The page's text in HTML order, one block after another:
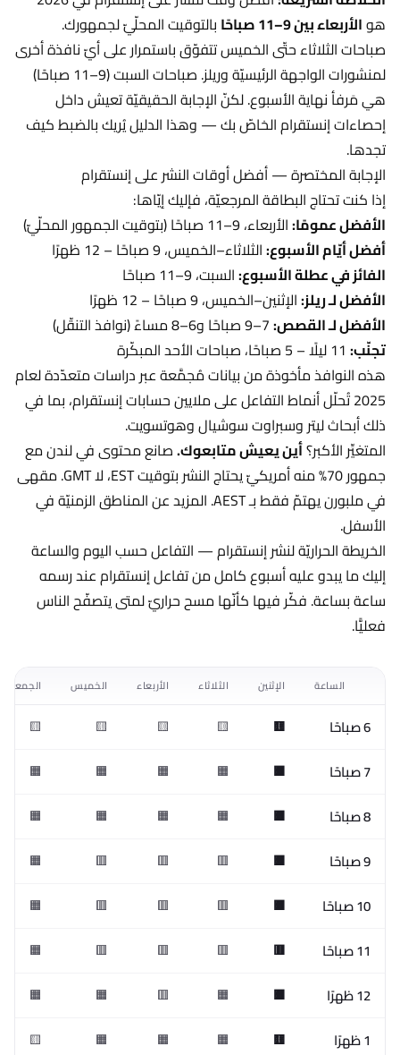
هوالأربعاء بين 9–11 صباحًا
بالتوقيت المحلّيّ لجمهورك.
صباحات الثلاثاء حتّى الخميس تتفوّق باستمرار على أيّ نافذة أخرى
لمنشورات الواجهة الرئيسيّة وريلز. صباحات السبت (9–11 صباحًا)
هي مَرفأ نهاية الأسبوع. لكنّ الإجابة الحقيقيّة تعيش داخل
إحصاءات إنستقرام الخاصّ بك — وهذا الدليل يُريك بالضبط كيف
تجدها.
الإجابة المختصرة — أفضل أوقات النشر على إنستقرام
إذا كنت تحتاج البطاقة المرجعيّة، فإليك إيّاها:
الأفضل عمومًا:الأربعاء، 9–11 صباحًا (بتوقيت الجمهور المحلّيّ)
أفضل أيّام الأسبوع:الثلاثاء–الخميس، 9 صباحًا – 12 ظهرًا
الفائز في عطلة الأسبوع:السبت، 9–11 صباحًا
الأفضل لـ ريلز:الإثنين–الخميس، 9 صباحًا – 12 ظهرًا
الأفضل لـ القصص:
تجنّب:
هذه النوافذ مأخوذة من بيانات مُجمَّعة عبر دراسات متعدّدة لعام
2025 تُحلّل أنماط التفاعل على ملايين حسابات إنستقرام، بما في
ذلك أبحاث ليتر وسبراوت سوشيال وهوتسويت.
المتغيِّر الأكبر؟أين يعيش متابعوك.صانع محتوى في لندن مع
جمهور 70% منه أمريكيّ يحتاج النشر بتوقيت EST، لا GMT. مقهى
في ملبورن يهتمّ فقط بـ AEST. المزيد عن المناطق الزمنيّة في
الأسفل.
الخريطة الحراريّة لنشر إنستقرام — التفاعل حسب اليوم والساعة
إليك ما يبدو عليه أسبوع كامل من تفاعل إنستقرام عند رسمه
ساعة بساعة. فكّر فيها كأنّها مسح حراريّ لمتى يتصفّح الناس
فعليًّا.
الساعة الإثنين الثلاثاء الأربعاء الخميس الجمعة
6 صباحًا 🟨
🟨
🟨
🟨
🟨
7 صباحًا 🟧
🟧
🟧
🟧
🟧
8 صباحًا 🟧
🟧
🟧
🟧
🟧
9 صباحًا 🟧
🟥
🟥
🟥
🟧
10 صباحًا 🟧
🟥
🟥
🟥
🟧
11 صباحًا 🟥
🟥
🟥
🟥
🟧
12 ظهرًا 🟧
🟧
🟥
🟧
🟧
1 ظهرًا 🟨
🟧
🟧
🟧
🟨